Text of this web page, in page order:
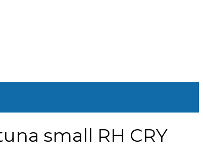
small RH CRY